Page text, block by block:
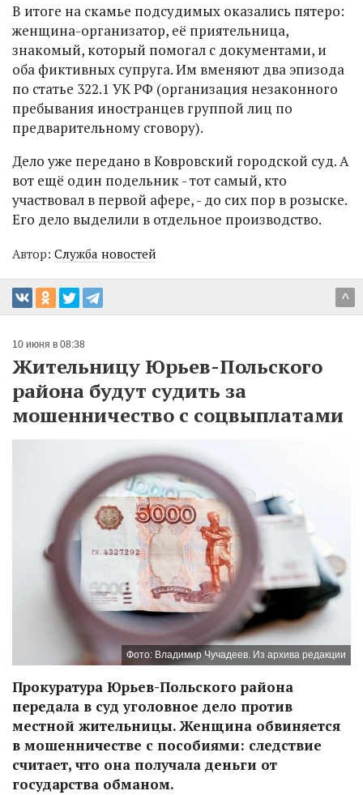
В итоге на скамье подсудимых оказались пятеро:
женщина-организатор, её приятельница,
знакомый, который помогал с документами, и
оба фиктивных супруга. Им вменяют два эпизода
по статье 322.1 УК РФ (организация незаконного
пребывания иностранцев группой лиц по
предварительному сговору).
Дело уже передано в Ковровский городской суд. А
вот ещё один подельник - тот самый, кто
участвовал в первой афере, - до сих пор в розыске.
Его дело выделили в отдельное производство.
Автор: Служба новостей
^
10 июня в 08:38
Жительницу Юрьев-Польского
района будут судить за
мошенничество с соцвыплатами
Фото: Владимир Чучадеев. Из архива редакции
Прокуратура Юрьев-Польского района
передала в суд уголовное дело против
местной жительницы. Женщина обвиняется
в мошенничестве с пособиями: следствие
считает, что она получала деньги от
государства обманом.